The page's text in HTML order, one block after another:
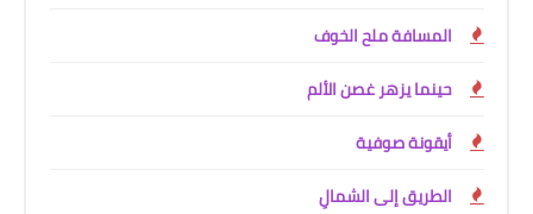
المسافة ملح الخوف
حينما يزهر غصن الألم
أيقونة صوفية
الطريق إلى الشمالِ